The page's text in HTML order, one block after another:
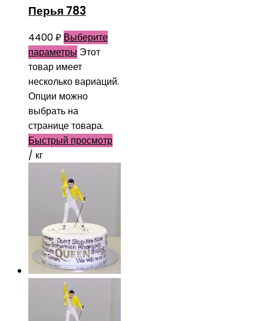
Перья 783
4400₽ Выберите
параметры Этот
товар имеет
несколько вариаций.
Опции можно
выбрать на
странице товара.
Быстрый просмотр
/ кг